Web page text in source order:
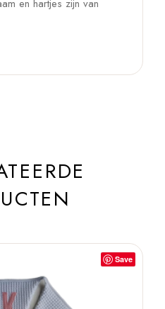
en hartjes zijn van
Save